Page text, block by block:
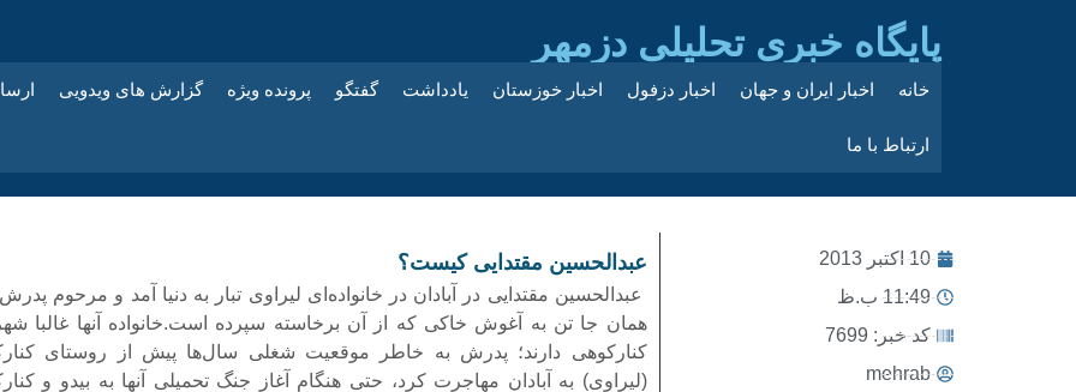
پایگاه خبری تحلیلی دزمهر
خانه اخبار ایران و جهان اخبار دزفول اخبار خوزستان یادداشت گفتگو پرونده ویژه گزارش های ویدویی
ارتباط با ما
10 اکتبر 2013
11:49 ب.ظ
کد خبر: 7699
mehrab
عبدالحسین مقتدایی کیست؟
عبدالحسین مقتدایی در آبادان در خانواده‌ای لیراوی تبار به دنیا آمد و مرحوم
همان جا تن به آغوش خاکی که از آن برخاسته سپرده است.خانواده آنها غالبا
کنارکوهی دارند؛ پدرش به خاطر موقعیت شغلی سال‌ها پیش از روستای
(لیراوی) به آبادان مهاجرت کرد، حتی هنگام آغاز جنگ تحمیلی آنها به بیدو و